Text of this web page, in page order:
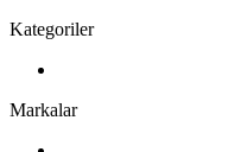
Kategoriler
Markalar